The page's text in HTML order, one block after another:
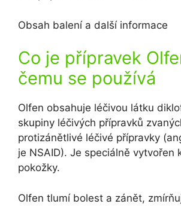
Obsah balení a další informace
Co je přípravek
čemu se používá
Olfen obsahuje léčivou látku
skupiny léčivých přípravků
protizánětlivé léčivé přípravky
je NSAID). Je speciálně vytvořen
pokožky.
Olfen tlumí bolest a zánět,